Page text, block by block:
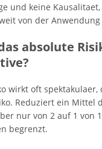
und keine
von der
absolute
wirkt oft
Reduziert ein Mittel
nur von 2 auf 1 von
begrenzt.